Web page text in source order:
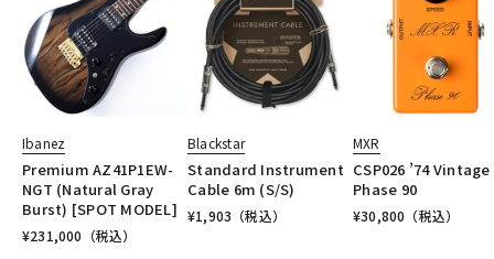
Ibanez
Premium AZ41P1EW-
NGT (Natural Gray
Burst) [SPOT MODEL]
¥231,000 （税込）
Blackstar
Standard Instrument
Cable 6m (S/S)
¥1,903 （税込）
MXR
CSP026 ’74 Vintage
Phase 90
¥30,800 （税込）